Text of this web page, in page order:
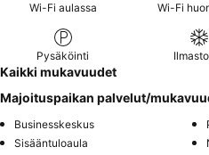
Wi-Fi aulassa Wi-Fi
Pysäköinti
Kaikki mukavuudet
Majoituspaikan palvelut/
Businesskeskus
Sisääntuloaula